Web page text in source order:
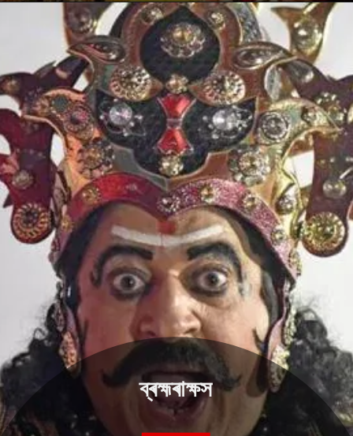
ব্ৰহ্মৰাক্ষস